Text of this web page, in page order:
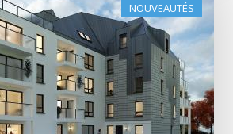
NOUVEAUTÉS